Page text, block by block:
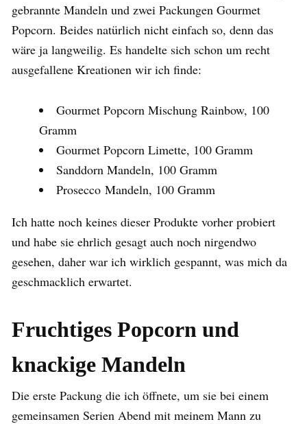
gebrannte Mandeln und zwei Packungen Gourmet
Popcorn. Beides natürlich nicht einfach so, denn das
wäre ja langweilig. Es handelte sich schon um recht
ausgefallene Kreationen wir ich finde:
Gourmet Popcorn Mischung Rainbow, 100
Gramm
Gourmet Popcorn Limette, 100 Gramm
Sanddorn Mandeln, 100 Gramm
Prosecco Mandeln, 100 Gramm
Ich hatte noch keines dieser Produkte vorher probiert
und habe sie ehrlich gesagt auch noch nirgendwo
gesehen, daher war ich wirklich gespannt, was mich da
geschmacklich erwartet.
Fruchtiges Popcorn und
knackige Mandeln
Die erste Packung die ich öffnete, um sie bei einem
gemeinsamen Serien Abend mit meinem Mann zu